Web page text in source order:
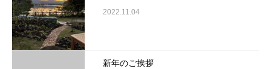
2022.11.04
新年のご挨拶